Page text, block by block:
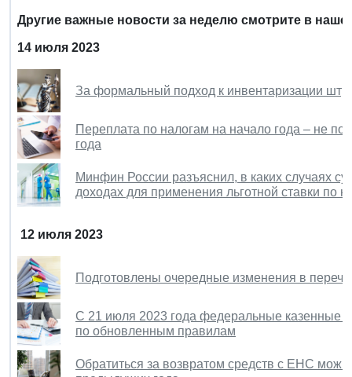
Другие важные новости за неделю смотрите в
14 июля 2023
За формальный подход к инвентаризации
Переплата по налогам на начало года – не
года
Минфин России разъяснил, в каких случаях
доходах для применения льготной ставки по
12 июля 2023
Подготовлены очередные изменения в
С 21 июля 2023 года федеральные казенные
по обновленным правилам
Обратиться за возвратом средств с ЕНС